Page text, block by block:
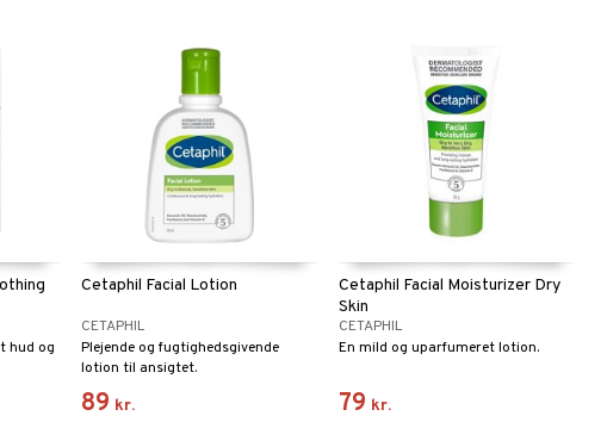
hud og
Cetaphil Facial Lotion
CETAPHIL
Plejende og fugtighedsgivende
lotion til ansigtet.
89 kr.
Cetaphil Facial Moisturizer Dry
Skin
CETAPHIL
En mild og uparfumeret lotion.
79 kr.